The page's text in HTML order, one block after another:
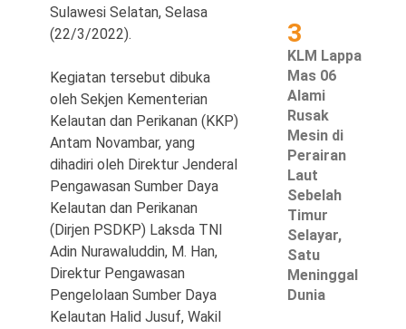
Copyright
Waspada
Theme
Sulawesi Selatan, Selasa
(22/3/2022).
Kegiatan tersebut dibuka
oleh Sekjen Kementerian
Kelautan dan Perikanan (KKP)
Antam Novambar, yang
dihadiri oleh Direktur Jenderal
Pengawasan Sumber Daya
Kelautan dan Perikanan
(Dirjen PSDKP) Laksda TNI
Adin Nurawaluddin, M. Han,
Direktur Pengawasan
Pengelolaan Sumber Daya
Kelautan Halid Jusuf, Wakil
3
KLM Lappa
Mas 06
Alami
Rusak
Mesin di
Perairan
Laut
Sebelah
Timur
Selayar,
Satu
Meninggal
Dunia